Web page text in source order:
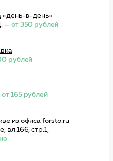
«день-в-день»
— от 350 рублей
рублей
от 165 рублей
из офиса forsto.ru
вл.166, стр.1,